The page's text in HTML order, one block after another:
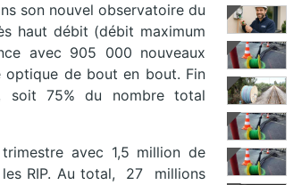
son nouvel observatoire du
haut débit (débit maximum
avec 905 000 nouveaux
optique de bout en bout. Fin
soit 75% du nombre total
avec 1,5 million de
les RIP. Au total, 27 millions